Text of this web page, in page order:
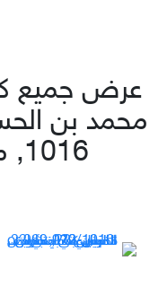
عرض جميع
1016, مشكاة، محمد،